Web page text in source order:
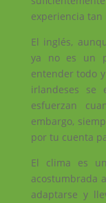
experiencia
El inglés,
ya no es un
entender todo
irlandeses se
esfuerzan
embargo,
por tu cuenta
El clima es
acostumbrada
adaptarse y